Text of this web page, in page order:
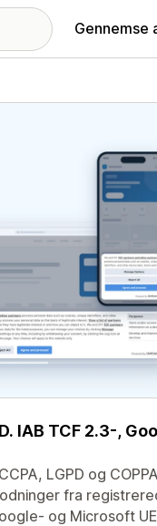
Gennemse
IAB TCF 2.3-,
LGPD og
fra
og Microsoft